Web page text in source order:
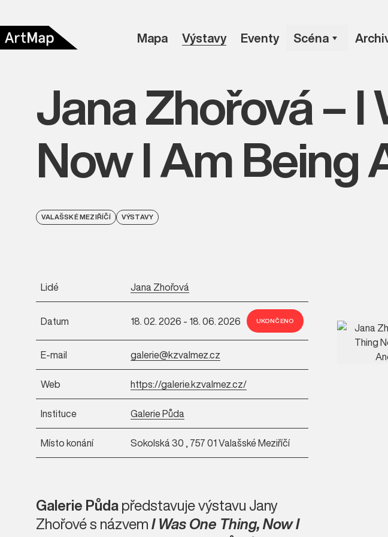
Mapa Výstavy Eventy Scéna
Jana Zhořová – I
Now I Am Being
VALAŠSKÉ MEZIŘÍČÍ VÝSTAVY
Lidé Jana Zhořová
Datum 18. 02. 2026 - 18. 06. 2026 UKONČENO
E-mail galerie@kzvalmez.cz
Web https://galerie.kzvalmez.cz/
Instituce Galerie Půda
Místo konání Sokolská 30 , 757 01 Valašské Meziříčí
Galerie Půdapředstavuje výstavu Jany
Zhořové s názvemI Was One Thing, Now I